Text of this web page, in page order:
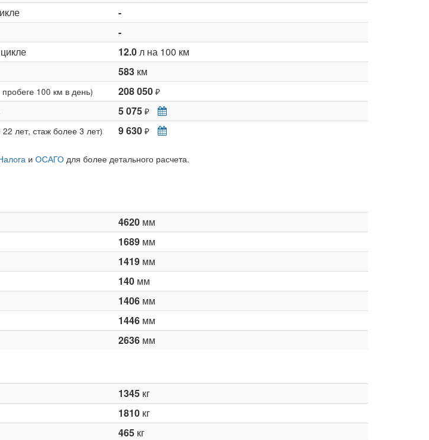
-
-
12.0л на 100 км
583км
100 км в день) 208 050 ₽
5 075 ₽
лет, стаж более 3 лет) 9 630 ₽
и ОСАГОдля более детального расчета.
4620мм
1689мм
1419мм
140мм
1406мм
1446мм
2636мм
1345кг
1810кг
465кг